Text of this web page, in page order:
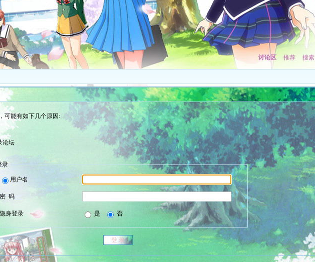
讨论区 推荐 搜索
可能有如下几个原因:
论坛
录
用户名
密 码
隐身登录 是 否